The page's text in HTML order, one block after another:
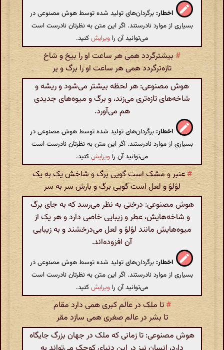
اخطار: برگردان‌های تولید شده توسط هوش مصنوعی در
بسیاری از موارد نادرستند. اگر این متن به نظرتان نادرست است
می‌توانید آن را ویرایشکنید.
#بیشترگردد همی هر ساعت او را بیخ و شاخ
تازه‌ترگردد همی هر ساعت او را برگ و بر
هوش مصنوعی: هر لحظه بیشتر می‌شود و ریشه و
شاخه‌های تازه‌تری می‌زند، و برگ و میوه‌های جدیدی
هم می‌آورد.
اخطار: برگردان‌های تولید شده توسط هوش مصنوعی در
بسیاری از موارد نادرستند. اگر این متن به نظرتان نادرست است
می‌توانید آن را ویرایشکنید.
# عنبر و مشک است گویی برگ و شاخش یک به یک
لؤلؤ و لعل است گویی برگ و بارش سر به سر
هوش مصنوعی: درختی به نظر می‌رسد که به جای برگ
و شاخه‌هایش، عطر و زیبایی خاصی دارد و هر یک از
میوه‌هایش مانند لؤلؤ و لعل می‌درخشند و به زیبایی
آن افزوده‌اند.
اخطار: برگردان‌های تولید شده توسط هوش مصنوعی در
بسیاری از موارد نادرستند. اگر این متن به نظرتان نادرست است
می‌توانید آن را ویرایشکنید.
# تا ملک در عالم کبری همی دارد مقام
تا بشر در عالم صغری همی سازد مقر
هوش مصنوعی: تا زمانی که ملک در جهان بزرگ جایگاه